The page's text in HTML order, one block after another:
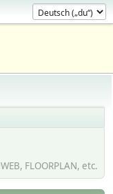
FLOORPLAN, etc.